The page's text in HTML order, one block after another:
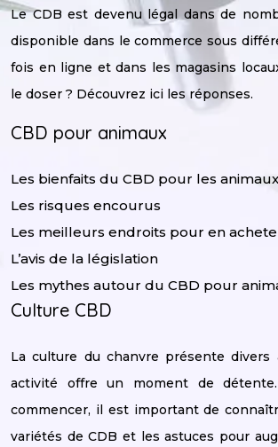
Le CDB est devenu légal dans de
disponible dans le commerce sous
fois en ligne et dans les magasins
le doser ? Découvrez ici les réponses.
CBD pour animaux
Les bienfaits du CBD pour les animaux
Les risques encourus
Les meilleurs endroits pour en
L’avis de la législation
Les mythes autour du CBD pour
Culture CBD
La culture du chanvre présente divers
activité offre un moment de
commencer, il est important de
variétés de CDB et les astuces pour